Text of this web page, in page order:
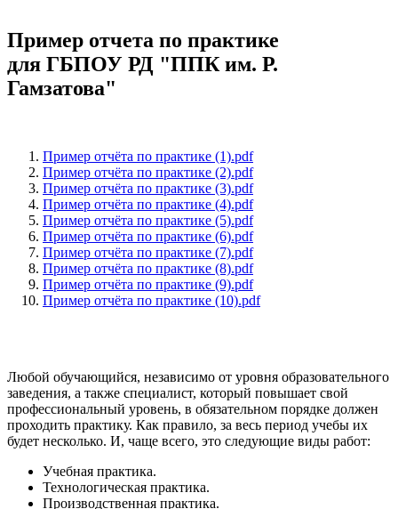
Пример отчета по практике
для ГБПОУ РД "ППК им. Р.
Гамзатова"
Пример отчёта по практике (1).pdf
Пример отчёта по практике (2).pdf
Пример отчёта по практике (3).pdf
Пример отчёта по практике (4).pdf
Пример отчёта по практике (5).pdf
Пример отчёта по практике (6).pdf
Пример отчёта по практике (7).pdf
Пример отчёта по практике (8).pdf
Пример отчёта по практике (9).pdf
Пример отчёта по практике (10).pdf
Любой обучающийся, независимо от уровня образовательного
заведения, а также специалист, который повышает свой
профессиональный уровень, в обязательном порядке должен
проходить практику. Как правило, за весь период учебы их
будет несколько. И, чаще всего, это следующие виды работ:
Учебная практика.
Технологическая практика.
Производственная практика.